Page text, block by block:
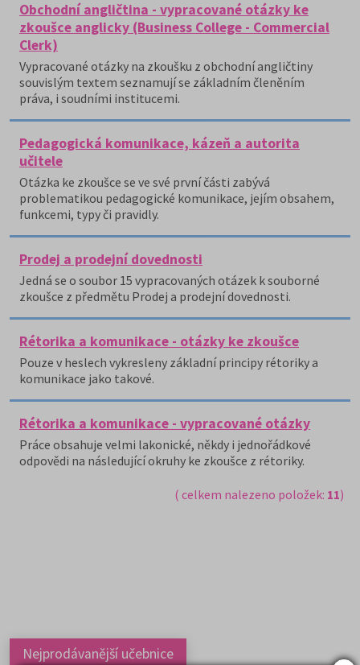
Obchodní angličtina - vypracované otázky ke
zkoušce anglicky (Business College - Commercial
Clerk)
Vypracované otázky na zkoušku z obchodní angličtiny
souvislým textem seznamují se základním členěním
práva, i soudními institucemi.
Pedagogická komunikace, kázeň a autorita
učitele
Otázka ke zkoušce se ve své první části zabývá
problematikou pedagogické komunikace, jejím obsahem,
funkcemi, typy či pravidly.
Prodej a prodejní dovednosti
Jedná se o soubor 15 vypracovaných otázek k souborné
zkoušce z předmětu Prodej a prodejní dovednosti.
Rétorika a komunikace - otázky ke zkoušce
Pouze v heslech vykresleny základní principy rétoriky a
komunikace jako takové.
Rétorika a komunikace - vypracované otázky
Práce obsahuje velmi lakonické, někdy i jednořádkové
odpovědi na následující okruhy ke zkoušce z rétoriky.
( celkem nalezeno položek: 11)
Nejprodávanější učebnice